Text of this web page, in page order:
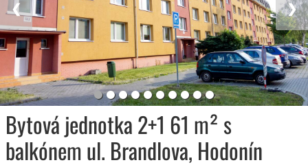
❮ ❯
Bytová jednotka 2+1 61 m² s
balkónem ul. Brandlova, Hodonín